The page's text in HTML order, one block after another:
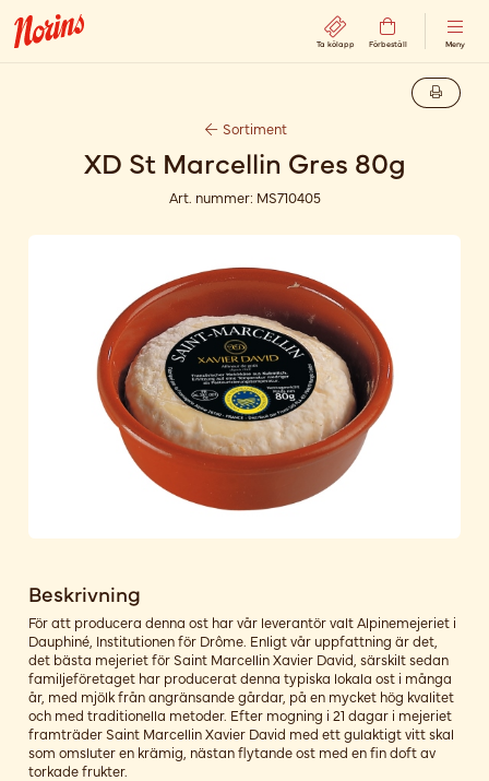
Ta kölapp Förbeställ Meny
Sortiment
XD St Marcellin Gres 80g
Art. nummer: MS710405
Beskrivning
För att producera denna ost har vår leverantör valt Alpinemejeriet i
Dauphiné, Institutionen för Drôme. Enligt vår uppfattning är det,
det bästa mejeriet för Saint Marcellin Xavier David, särskilt sedan
familjeföretaget har producerat denna typiska lokala ost i många
år, med mjölk från angränsande gårdar, på en mycket hög kvalitet
och med traditionella metoder. Efter mogning i 21 dagar i mejeriet
framträder Saint Marcellin Xavier David med ett gulaktigt vitt skal
som omsluter en krämig, nästan flytande ost med en fin doft av
torkade frukter.